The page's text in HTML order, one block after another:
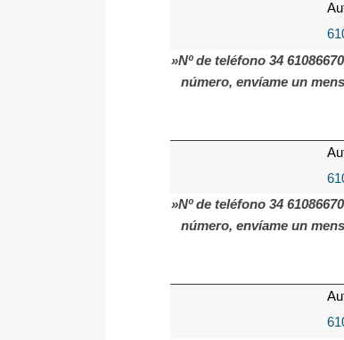
»Nº de teléfono 34
número, envíame un
»Nº de teléfono 34
número, envíame un